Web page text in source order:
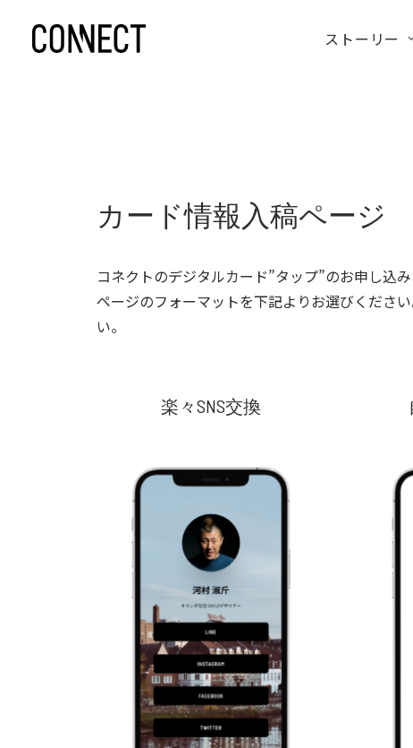
ストーリー
カード情報入稿ページ
コネクトのデジタルカード”タップ”のお申し込
ページのフォーマットを下記よりお選びくださ
い。
楽々SNS交換